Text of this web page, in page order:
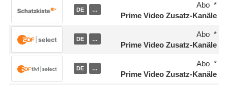
DE …
Abo
Prime Video Zusatz-Kanäle
DE …
Abo
Prime Video Zusatz-Kanäle
DE …
Abo
Prime Video Zusatz-Kanäle